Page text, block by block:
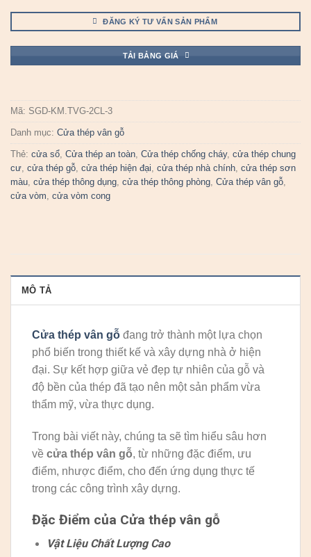
ĐĂNG KÝ TƯ VẤN SẢN PHẨM
TẢI BẢNG GIÁ
Mã: SGD-KM.TVG-2CL-3
Danh mục: Cửa thép vân gỗ
Thẻ: cửa sổ, Cửa thép an toàn, Cửa thép chống cháy, cửa thép chung
cư, cửa thép gỗ, cửa thép hiện đại, cửa thép nhà chính, cửa thép sơn
màu, cửa thép thông dụng, cửa thép thông phòng, Cửa thép vân gỗ,
cửa vòm, cửa vòm cong
MÔ TẢ
Cửa thép vân gỗ đang trở thành một lựa chọn
phổ biến trong thiết kế và xây dựng nhà ở hiện
đại. Sự kết hợp giữa vẻ đẹp tự nhiên của gỗ và
độ bền của thép đã tạo nên một sản phẩm vừa
thẩm mỹ, vừa thực dụng.
Trong bài viết này, chúng ta sẽ tìm hiểu sâu hơn
về cửa thép vân gỗ, từ những đặc điểm, ưu
điểm, nhược điểm, cho đến ứng dụng thực tế
trong các công trình xây dựng.
Đặc Điểm của Cửa thép vân gỗ
Vật Liệu Chất Lượng Cao